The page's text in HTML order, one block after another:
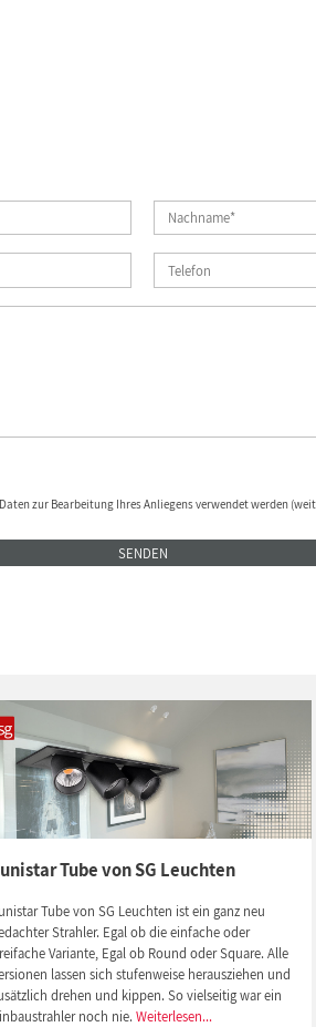
zur Bearbeitung Ihres Anliegens verwendet werden
SENDEN
Tube von SG Leuchten
Tube von SG Leuchten ist ein ganz neu
Strahler. Egal ob die einfache oder
Variante, Egal ob Round oder Square. Alle
lassen sich stufenweise herausziehen und
drehen und kippen. So vielseitig war ein
noch nie. Weiterlesen...